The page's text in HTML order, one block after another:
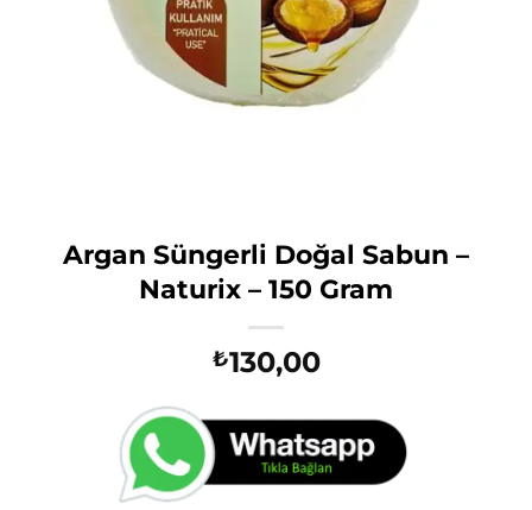
Argan Süngerli Doğal Sabun –
Naturix – 150 Gram
₺130,00